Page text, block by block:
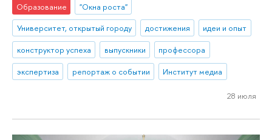
Образование
"Окна роста"
Университет, открытый городу
достижения
идеи и опыт
конструктор успеха
выпускники
профессора
экспертиза
репортаж о событии Институт медиа
28 июля